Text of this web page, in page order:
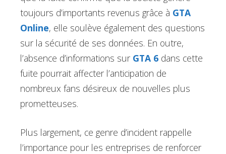
toujours d’importants revenus grâce à GTA
Online, elle soulève également des questions
sur la sécurité de ses données. En outre,
l’absence d’informations sur GTA 6 dans cette
fuite pourrait affecter l’anticipation de
nombreux fans désireux de nouvelles plus
prometteuses.
Plus largement, ce genre d’incident rappelle
l’importance pour les entreprises de renforcer